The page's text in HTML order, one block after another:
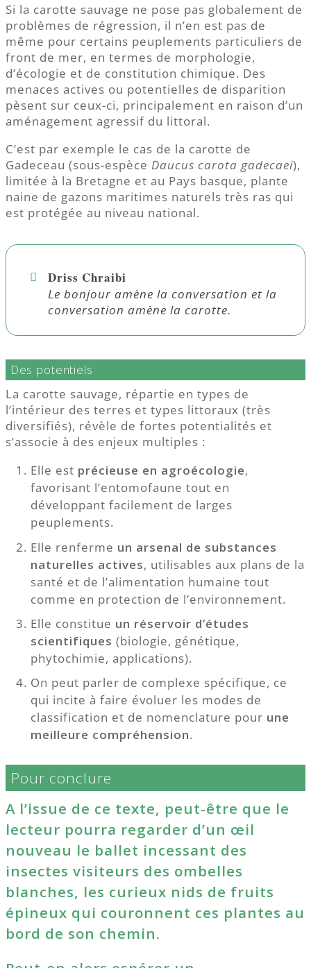
Si la carotte sauvage ne pose pas globalement de
problèmes de régression, il n’en est pas de
même pour certains peuplements particuliers de
front de mer, en termes de morphologie,
d’écologie et de constitution chimique. Des
menaces actives ou potentielles de disparition
pèsent sur ceux-ci, principalement en raison d’un
aménagement agressif du littoral.
C’est par exemple le cas de la carotte de
Gadeceau (sous-espèce Daucus carota gadecaei),
limitée à la Bretagne et au Pays basque, plante
naine de gazons maritimes naturels très ras qui
est protégée au niveau national.
Driss Chraibi
Le bonjour amène la conversation et la
conversation amène la carotte.
Des potentiels
La carotte sauvage, répartie en types de
l’intérieur des terres et types littoraux (très
diversifiés), révèle de fortes potentialités et
s’associe à des enjeux multiples :
Elle est précieuse en agroécologie,
favorisant l’entomofaune tout en
développant facilement de larges
peuplements.
Elle renferme un arsenal de substances
naturelles actives, utilisables aux plans de la
santé et de l’alimentation humaine tout
comme en protection de l’environnement.
Elle constitue un réservoir d’études
scientifiques (biologie, génétique,
phytochimie, applications).
On peut parler de complexe spécifique, ce
qui incite à faire évoluer les modes de
classification et de nomenclature pour une
meilleure compréhension.
Pour conclure
A l’issue de ce texte, peut-être que le
lecteur pourra regarder d’un œil
nouveau le ballet incessant des
insectes visiteurs des ombelles
blanches, les curieux nids de fruits
épineux qui couronnent ces plantes au
bord de son chemin.